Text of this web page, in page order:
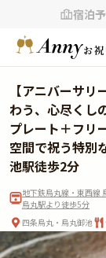
宿泊
お気に入り
閲覧履歴
過
10
【アニバーサ
わう、心尽くし
プレート＋フリ
空間で祝う特別
池駅徒歩2分
地下鉄烏丸線・東西線
烏丸駅より徒歩5分
四条烏丸・烏丸御池